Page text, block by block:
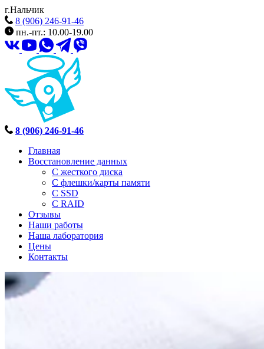
г.Нальчик
8 (906) 246-91-46
пн.-пт.: 10.00-19.00
8 (906) 246-91-46
Главная
Восстановление данных
С жесткого диска
С флешки/карты памяти
С SSD
С RAID
Отзывы
Наши работы
Наша лаборатория
Цены
Контакты